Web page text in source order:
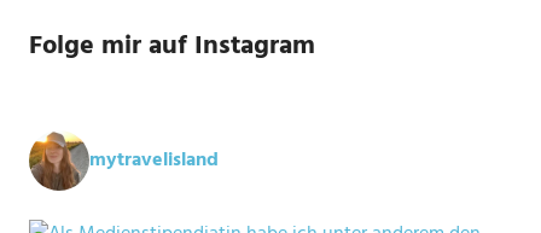
Folge mir auf Instagram
mytravelisland